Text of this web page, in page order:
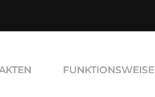
FUNKTIONSWEISE